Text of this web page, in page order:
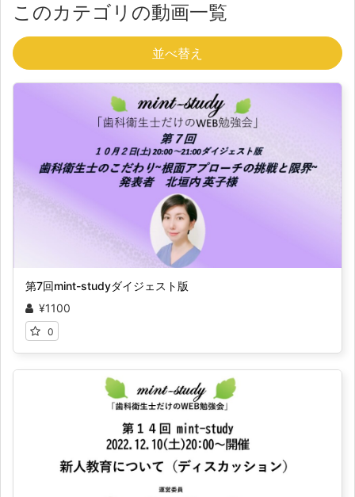
このカテゴリの動画一覧
並べ替え
第7回mint-studyダイジェスト版
¥1100
0